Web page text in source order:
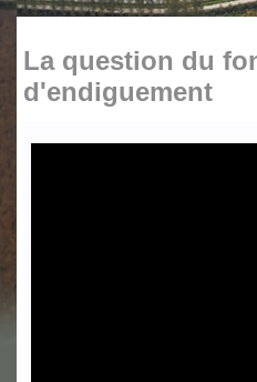
La question du
d'endiguement